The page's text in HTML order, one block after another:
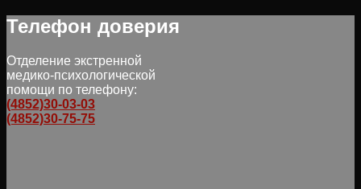
Телефон доверия
Отделение экстренной
медико-психологической
помощи по телефону:
(4852)30-03-03
(4852)30-75-75